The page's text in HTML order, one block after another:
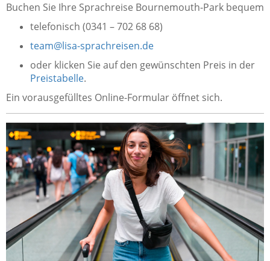
Buchen Sie Ihre Sprachreise Bournemouth-Park bequem
telefonisch (0341 – 702 68 68)
team@lisa-sprachreisen.de
oder klicken Sie auf den gewünschten Preis in der
Preistabelle.
Ein vorausgefülltes Online-Formular öffnet sich.